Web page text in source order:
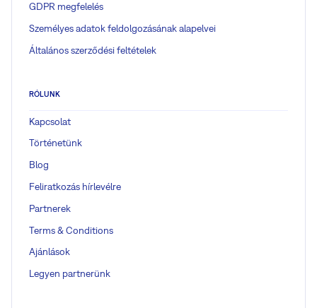
GDPR megfelelés
Személyes adatok feldolgozásának alapelvei
Általános szerződési feltételek
RÓLUNK
Kapcsolat
Történetünk
Blog
Feliratkozás hírlevélre
Partnerek
Terms & Conditions
Ajánlások
Legyen partnerünk